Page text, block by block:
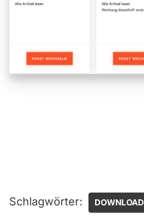
Schlagwörter: DOWNLOAD